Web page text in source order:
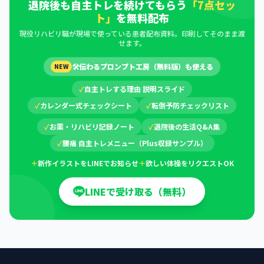
退院後も自主トレを続けてもらう 「7点セッ
ト」 を無料配布
現役リハビリ職が現場で使っている患者配布資料。印刷してそのまま渡
せます。
NEW 🛠伝わるプロンプト工房（無料版）も使える
✓自主トレする理由 説明スライド
✓カレンダー式チェックシート ✓転倒予防チェックリスト
✓お薬・リハビリ記録ノート ✓退院後の生活Q&A集
✓腰痛 自主トレメニュー（Plus収録サンプル）
＋新作イラストをLINEでお知らせ＋欲しい体操をリクエストOK
LINEで受け取る（無料）